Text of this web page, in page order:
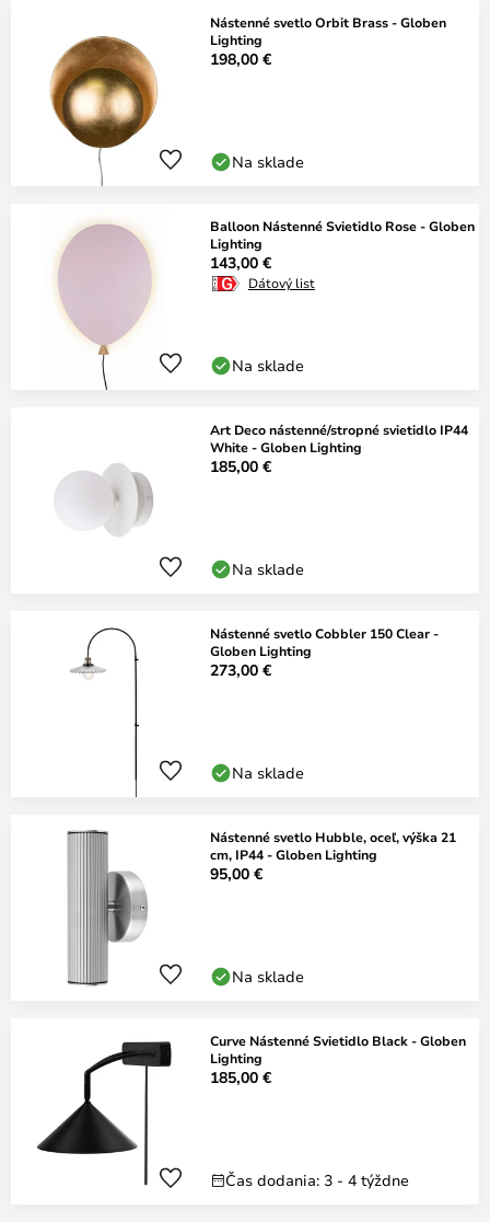
Nástenné svetlo Orbit Brass - Globen
Lighting
198,00 €
Na sklade
Balloon Nástenné Svietidlo Rose - Globen
Lighting
143,00 €
Dátový list
Na sklade
Art Deco nástenné/stropné svietidlo IP44
White - Globen Lighting
185,00 €
Na sklade
Nástenné svetlo Cobbler 150 Clear -
Globen Lighting
273,00 €
Na sklade
Nástenné svetlo Hubble, oceľ, výška 21
cm, IP44 - Globen Lighting
95,00 €
Na sklade
Curve Nástenné Svietidlo Black - Globen
Lighting
185,00 €
Čas dodania: 3 - 4 týždne